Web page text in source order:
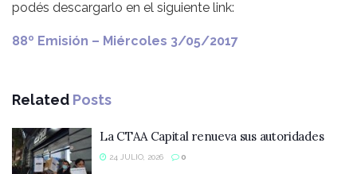
podés descargarlo en el siguiente link:
88º Emisión – Miércoles 3/05/2017
Related Posts
La CTAA Capital renueva sus autoridades
24 JULIO, 2026 0